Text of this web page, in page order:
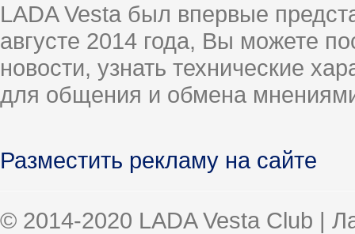
LADA Vesta был впервые
августе 2014 года, Вы можете
новости, узнать технические
для общения и обмена
Разместить рекламу на сайте
© 2014-2020 LADA Vesta Club |